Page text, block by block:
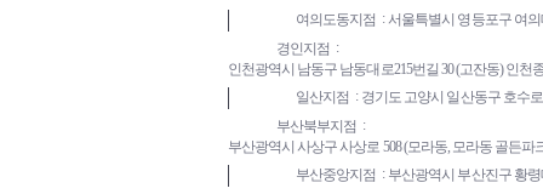
여의도동지점
서울특별시 영등포구 여의
경인지점
인천광역시 남동구 남동대로215번길 30 (고잔동) 인천
일산지점
경기도 고양시 일산동구 호수로
부산북부지점
부산광역시 사상구 사상로 508 (모라동, 모라동 골든파
부산중앙지점
부산광역시 부산진구 황령